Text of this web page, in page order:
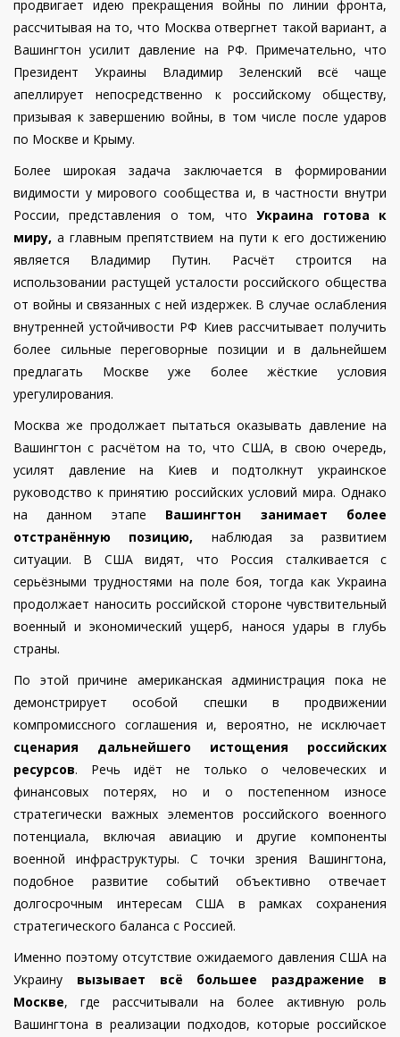
продвигает идею прекращения войны по линии фронта,
рассчитывая на то, что Москва отвергнет такой вариант, а
Вашингтон усилит давление на РФ. Примечательно, что
Президент Украины Владимир Зеленский всё чаще
апеллирует непосредственно к российскому обществу,
призывая к завершению войны, в том числе после ударов
по Москве и Крыму.
Более широкая задача заключается в формировании
видимости у мирового сообщества и, в частности внутри
России, представления о том, чтоУкраина готова к
миру, а главным препятствием на пути к его достижению
является Владимир Путин. Расчёт строится на
использовании растущей усталости российского общества
от войны и связанных с ней издержек. В случае ослабления
внутренней устойчивости РФ Киев рассчитывает получить
более сильные переговорные позиции и в дальнейшем
предлагать Москве уже более жёсткие условия
урегулирования.
Москва же продолжает пытаться оказывать давление на
Вашингтон с расчётом на то, что США, в свою очередь,
усилят давление на Киев и подтолкнут украинское
руководство к принятию российских условий мира. Однако
на данном этапе Вашингтон занимает более
отстранённую позицию, наблюдая за развитием
ситуации. В США видят, что Россия сталкивается с
серьёзными трудностями на поле боя, тогда как Украина
продолжает наносить российской стороне чувствительный
военный и экономический ущерб, нанося удары в глубь
страны.
По этой причине американская администрация пока не
демонстрирует особой спешки в продвижении
компромиссного соглашения и, вероятно, не исключает
сценария дальнейшего истощения российских
ресурсов. Речь идёт не только о человеческих и
финансовых потерях, но и о постепенном износе
стратегически важных элементов российского военного
потенциала, включая авиацию и другие компоненты
военной инфраструктуры. С точки зрения Вашингтона,
подобное развитие событий объективно отвечает
долгосрочным интересам США в рамках сохранения
стратегического баланса с Россией.
Именно поэтому отсутствие ожидаемого давления США на
Украину вызывает всё большее раздражение в
Москве, где рассчитывали на более активную роль
Вашингтона в реализации подходов, которые российское